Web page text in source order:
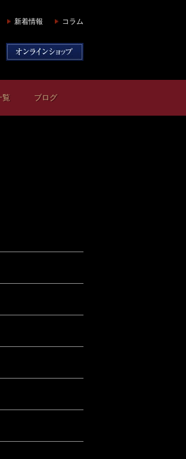
新着情報 コラム
覧 ブログ